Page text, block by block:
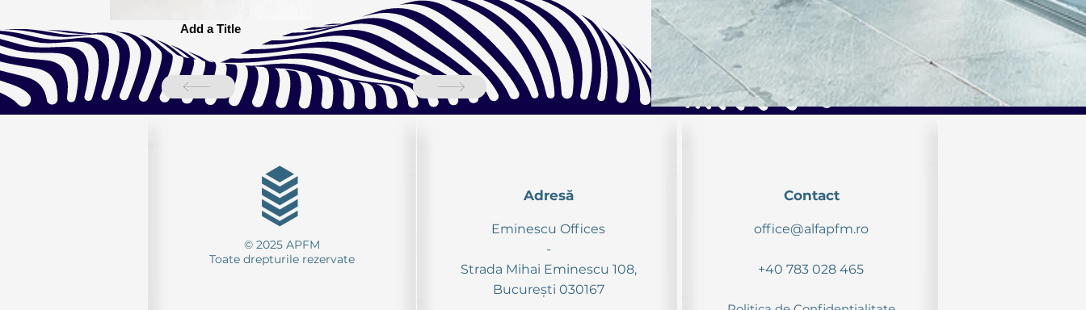
Add a Title
© 2025 APFM
Toate drepturile rezervate
Adresă
Eminescu Offices
-
Strada Mihai Eminescu 108,
București 030167
Contact
office@alfapfm.ro
+40 783 028 465